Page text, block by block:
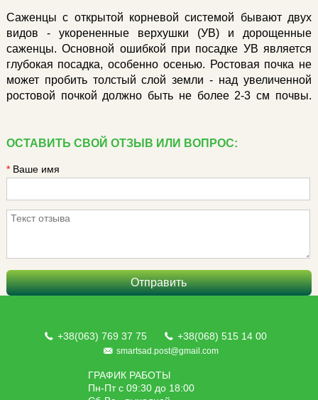
Саженцы с открытой корневой системой бывают двух
видов - укорененные верхушки (УВ) и дорощенные
саженцы. Основной ошибкой при посадке УВ является
глубокая посадка, особенно осенью. Ростовая почка не
может пробить толстый слой земли - над увеличенной
ростовой почкой должно быть не более 2-3 см почвы.
ОСТАВИТЬ СВОЙ ОТЗЫВ ИЛИ ВОПРОС:
*Ваше имя
Отправить
+38(063) 769 37 75 +38(068) 515 14 00
smartsad.post@gmail.com
ГРАФИК РАБОТЫ
Пн-Пт с 09:30 до 18:00